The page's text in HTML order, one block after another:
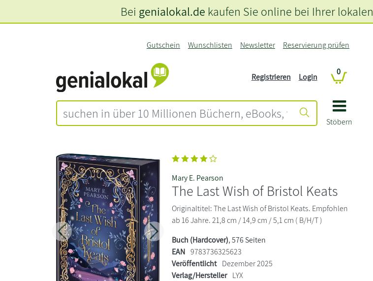
Stöbern
Gutschein Wunschlisten Newsletter Reservierung prüfen
Registrieren Login
0
Bei genialokal.de kaufen Sie online bei Ihrer lokalen
Zurück Weiter
Mary E. Pearson
The Last Wish of Bristol Keats
Originaltitel: The Last Wish of Bristol Keats. Empfohlen
ab 16 Jahre. 21,8 cm / 14,9 cm / 5,1 cm ( B/H/T )
Buch (Hardcover), 576 Seiten
EAN 9783736325623
Veröffentlicht Dezember 2025
Verlag/Hersteller LYX